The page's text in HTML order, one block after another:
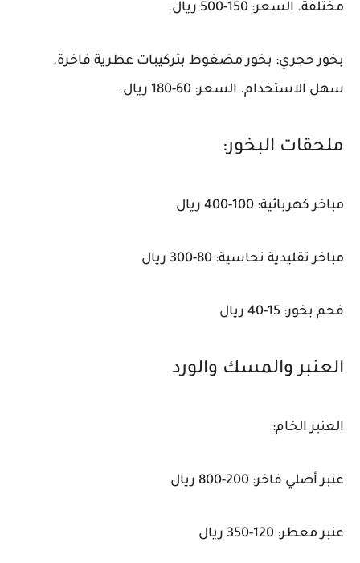
مختلفة. السعر: 150-500 ريال.
بخور حجري: بخور مضغوط بتركيبات عطرية فاخرة.
سهل الاستخدام. السعر: 60-180 ريال.
ملحقات البخور:
مباخر كهربائية: 100-400 ريال
مباخر تقليدية نحاسية: 80-300 ريال
فحم بخور: 15-40 ريال
العنبر والمسك والورد
العنبر الخام:
عنبر أصلي فاخر: 200-800 ريال
عنبر معطر: 120-350 ريال